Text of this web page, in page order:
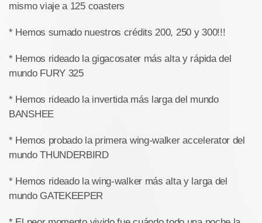
mismo viaje a 125 coasters
* Hemos sumado nuestros crédits 200, 250 y 300!!!
* Hemos rideado la gigacosater más alta y rápida del
mundo FURY 325
* Hemos rideado la invertida más larga del mundo
BANSHEE
* Hemos probado la primera wing-walker accelerator del
mundo THUNDERBIRD
* Hemos rideado la wing-walker más alta y larga del
mundo GATEKEEPER